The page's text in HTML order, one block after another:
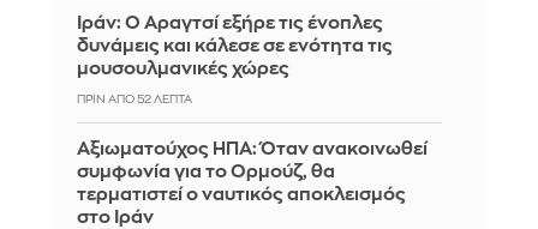
Ιράν: Ο Αραγτσί εξήρε τις ένοπλες
δυνάμεις και κάλεσε σε ενότητα τις
μουσουλμανικές χώρες
ΠΡΙΝ ΑΠΌ 52 ΛΕΠΤΆ
Αξιωματούχος ΗΠΑ: Όταν ανακοινωθεί
συμφωνία για το Ορμούζ, θα
τερματιστεί ο ναυτικός αποκλεισμός
στο Ιράν